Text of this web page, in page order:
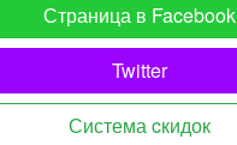
Страница в Facebook
Twitter
Система cкидок